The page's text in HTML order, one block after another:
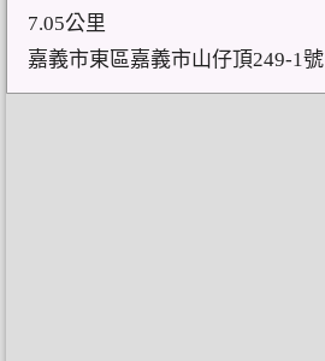
7.05公里
嘉義市東區嘉義市山仔頂249-1號